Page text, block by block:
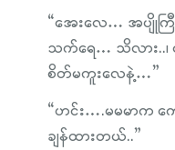
“အေးလေ… အပျိုက
သက်ရေ… သိလား..၊
စိတ်မကူးလေနဲ့…”
“ဟင်း….မမမာက က
ချန်ထားတယ်..”